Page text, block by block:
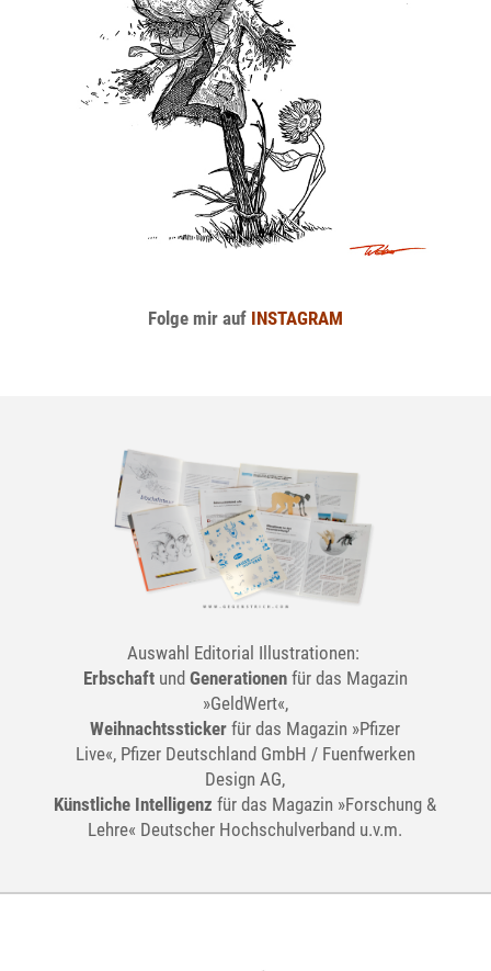
Folge mir auf INSTAGRAM
Auswahl Editorial Illustrationen:
Erbschaft und Generationen für das Magazin
»GeldWert«,
Weihnachtssticker für das Magazin »Pfizer
Live«, Pfizer Deutschland GmbH / Fuenfwerken
Design AG,
Künstliche Intelligenzfür das Magazin »Forschung &
Lehre« Deutscher Hochschulverband u.v.m.